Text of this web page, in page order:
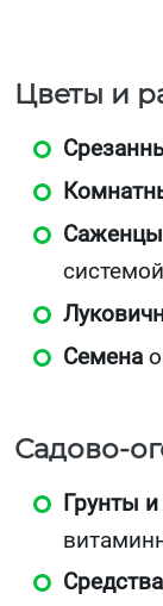
Цветы и
Саженцы
Семена
Грунты